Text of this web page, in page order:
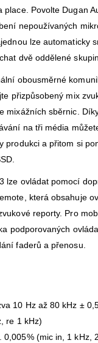
place. Povolte Dugan
nepoužívaných
lze automaticky
dvě oddělené
obousměrné
přizpůsobený mix
mixážních sběrnic.
na tři média
produkci a přitom si
lze ovládat pomocí
která obsahuje
reporty. Pro
podporovaných
faderů a přenosu.
10 Hz až 80 kHz ±
re 1 kHz)
0,005% (mic in, 1 kHz,